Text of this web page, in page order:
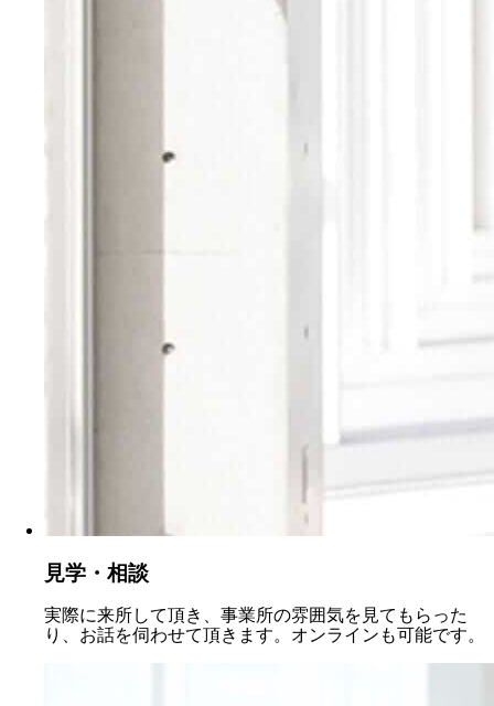
見学・相談
実際に来所して頂き、事業所の雰囲気を見てもらった
り、お話を伺わせて頂きます。オンラインも可能です。